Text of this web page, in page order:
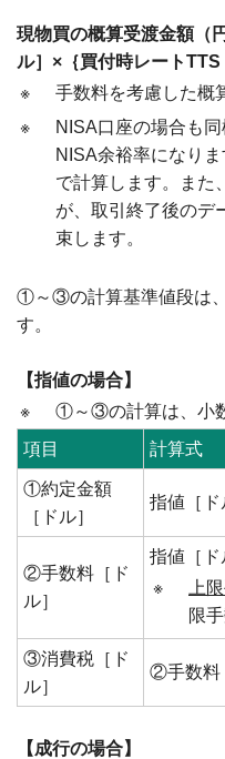
現物買の概算受渡金額（
ル］×｛買付時レートTTS
※
手数料を考慮した概
※
NISA口座の場合も
NISA余裕率になり
で計算します。また
が、取引終了後のデ
束します。
①～③の計算基準値段は
す。
【指値の場合】
※
①～③の計算は、小
項目
計算式
①約定金額
［ドル］
指値［ド
②手数料［ド
ル］
指値［ド
※
上
限
③消費税［ド
ル］
②手数料
【成行の場合】